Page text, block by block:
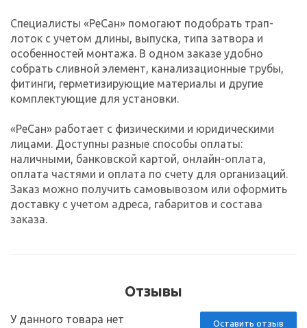
Специалисты «РеСан» помогают подобрать трап-
лоток с учетом длины, выпуска, типа затвора и
особенностей монтажа. В одном заказе удобно
собрать сливной элемент, канализационные трубы,
фитинги, герметизирующие материалы и другие
комплектующие для установки.
«РеСан» работает с физическими и юридическими
лицами. Доступны разные способы оплаты:
наличными, банковской картой, онлайн-оплата,
оплата частями и оплата по счету для организаций.
Заказ можно получить самовывозом или оформить
доставку с учетом адреса, габаритов и состава
заказа.
Отзывы
Оставить отзыв
У данного товара нет